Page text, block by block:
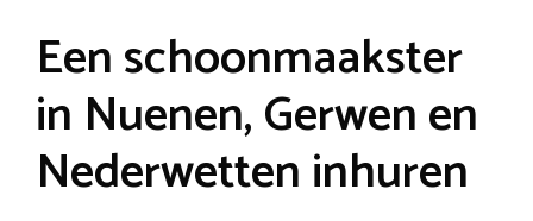
Een schoonmaakster
in Nuenen, Gerwen en
Nederwetten inhuren